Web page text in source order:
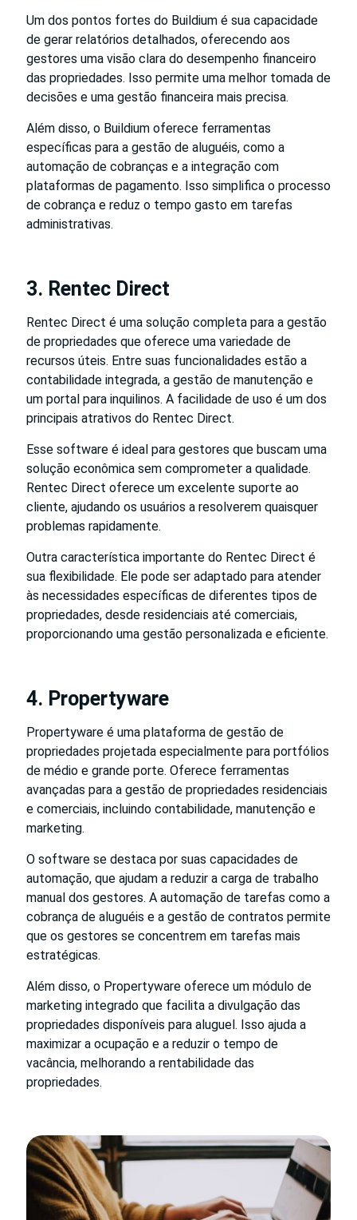
Um dos pontos fortes do Buildium é sua capacidade
de gerar relatórios detalhados, oferecendo aos
gestores uma visão clara do desempenho financeiro
das propriedades. Isso permite uma melhor tomada de
decisões e uma gestão financeira mais precisa.
Além disso, o Buildium oferece ferramentas
específicas para a gestão de aluguéis, como a
automação de cobranças e a integração com
plataformas de pagamento. Isso simplifica o processo
de cobrança e reduz o tempo gasto em tarefas
administrativas.
3. Rentec Direct
Rentec Direct é uma solução completa para a gestão
de propriedades que oferece uma variedade de
recursos úteis. Entre suas funcionalidades estão a
contabilidade integrada, a gestão de manutenção e
um portal para inquilinos. A facilidade de uso é um dos
principais atrativos do Rentec Direct.
Esse software é ideal para gestores que buscam uma
solução econômica sem comprometer a qualidade.
Rentec Direct oferece um excelente suporte ao
cliente, ajudando os usuários a resolverem quaisquer
problemas rapidamente.
Outra característica importante do Rentec Direct é
sua flexibilidade. Ele pode ser adaptado para atender
às necessidades específicas de diferentes tipos de
propriedades, desde residenciais até comerciais,
proporcionando uma gestão personalizada e eficiente.
4. Propertyware
Propertyware é uma plataforma de gestão de
propriedades projetada especialmente para portfólios
de médio e grande porte. Oferece ferramentas
avançadas para a gestão de propriedades residenciais
e comerciais, incluindo contabilidade, manutenção e
marketing.
O software se destaca por suas capacidades de
automação, que ajudam a reduzir a carga de trabalho
manual dos gestores. A automação de tarefas como a
cobrança de aluguéis e a gestão de contratos permite
que os gestores se concentrem em tarefas mais
estratégicas.
Além disso, o Propertyware oferece um módulo de
marketing integrado que facilita a divulgação das
propriedades disponíveis para aluguel. Isso ajuda a
maximizar a ocupação e a reduzir o tempo de
vacância, melhorando a rentabilidade das
propriedades.